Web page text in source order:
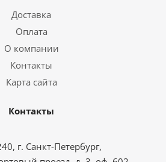
Доставка
Оплата
О компании
Контакты
Карта сайта
Контакты
г. Санкт-Петербург,